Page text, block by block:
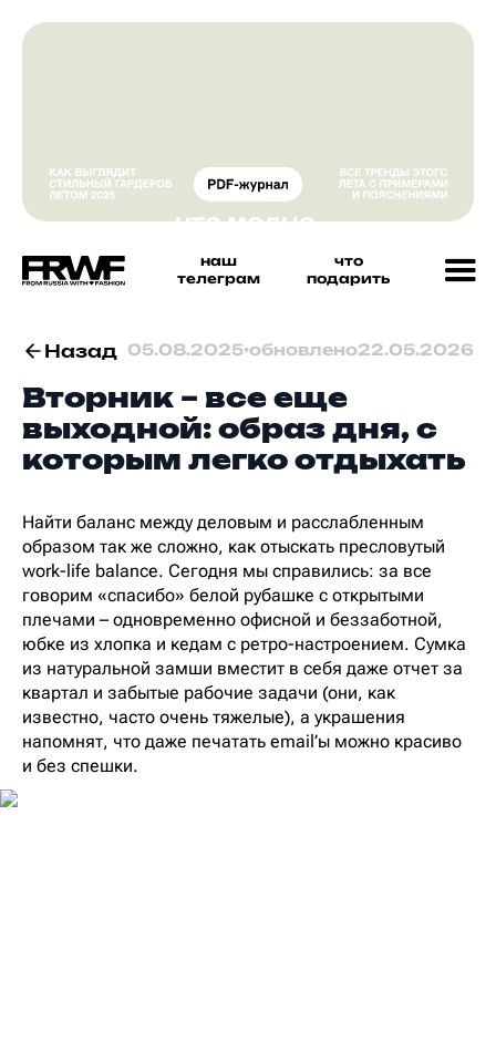
наш
телеграм
что
подарить
Назад 05.08.2025•обновлено22.05.2026
Вторник – все еще
выходной: образ дня, с
которым легко отдыхать
Найти баланс между деловым и расслабленным
образом так же сложно, как отыскать пресловутый
work-life balance. Сегодня мы справились: за все
говорим «спасибо» белой рубашке с открытыми
плечами – одновременно офисной и беззаботной,
юбке из хлопка и кедам с ретро-настроением. Сумка
из натуральной замши вместит в себя даже отчет за
квартал и забытые рабочие задачи (они, как
известно, часто очень тяжелые), а украшения
напомнят, что даже печатать email’ы можно красиво
и без спешки.